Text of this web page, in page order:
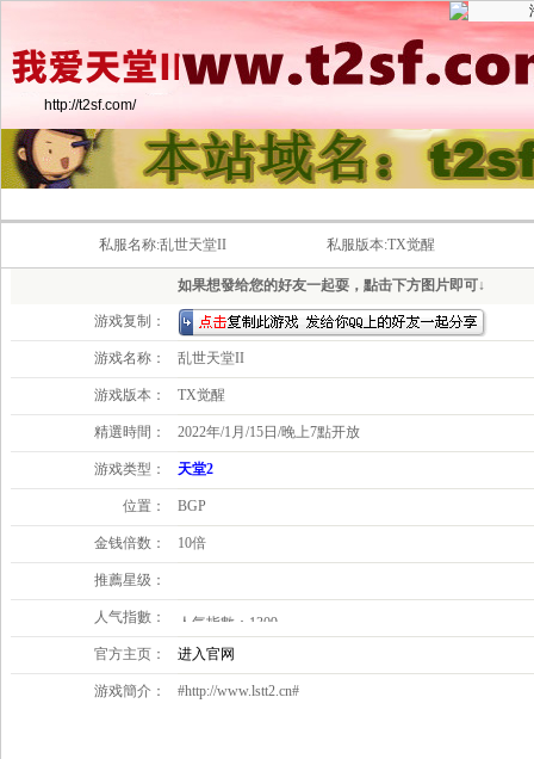
http://t2sf.com/
私服名称:乱世天堂II 私服版本:TX觉醒
如果想發给您的好友一起耍，點击下方图片即可↓
游戏复制：
游戏名称： 乱世天堂II
游戏版本： TX觉醒
精選時間： 2022年/1月/15日/晚上7點开放
游戏类型： 天堂2
位置： BGP
金钱倍数： 10倍
推薦星级：
人气指數：
官方主页： 进入官网
游戏簡介： #http://www.lstt2.cn#